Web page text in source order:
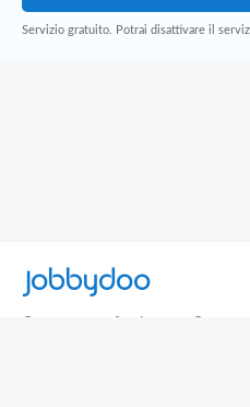
Servizio gratuito. Potrai disattivare il
Jobbydoo